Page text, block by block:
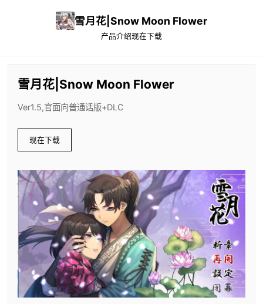
雪月花|Snow Moon Flower
产品介绍现在下载
雪月花|Snow Moon Flower
Ver1.5,官面向普通话版+DLC
现在下载